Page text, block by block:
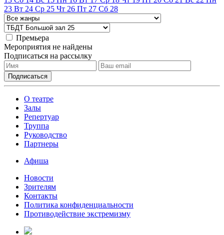
23 Вт 24 Ср 25 Чт 26 Пт 27 Сб 28
Премьера
Мероприятия не найдены
Подписаться на рассылку
О театре
Залы
Репертуар
Труппа
Руководство
Партнеры
Афиша
Новости
Зрителям
Контакты
Политика конфиденциальности
Противодействие экстремизму